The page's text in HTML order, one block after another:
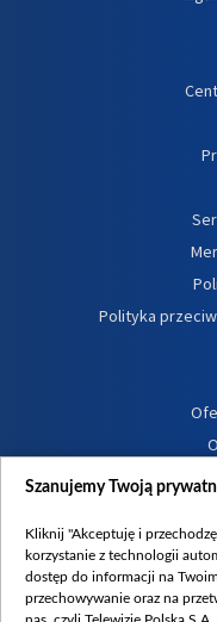
Polityka
Szanujemy Twoją
Kliknij "Akceptuję i
korzystanie z technologii
dostęp do informacji na
przechowywanie oraz na